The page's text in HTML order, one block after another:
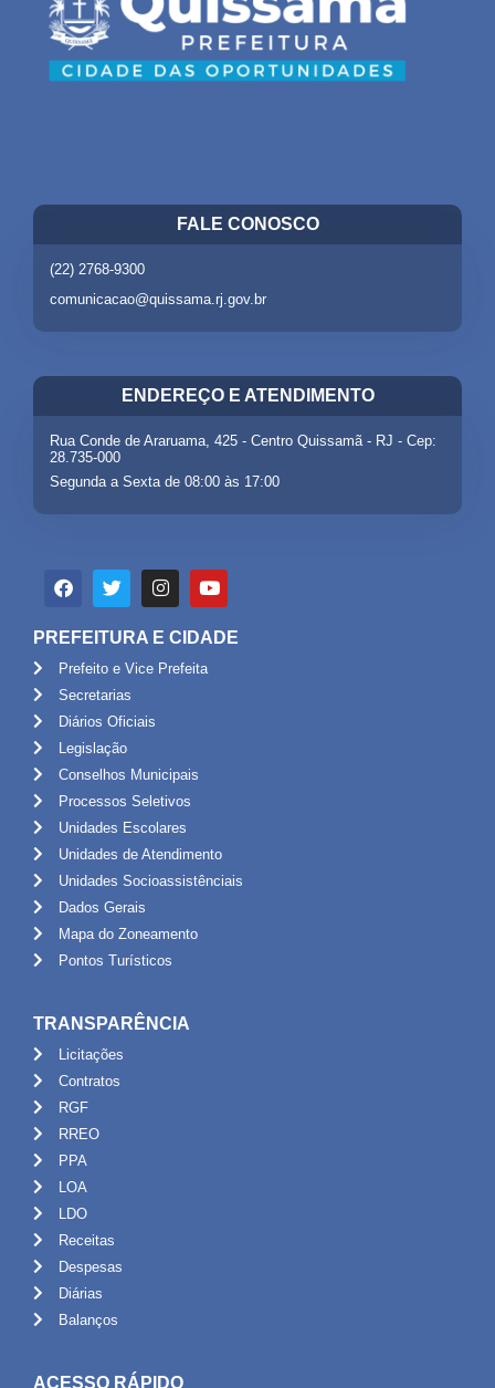
FALE CONOSCO
(22) 2768-9300
comunicacao@quissama.rj.gov.br
ENDEREÇO E ATENDIMENTO
Rua Conde de Araruama, 425 - Centro Quissamã - RJ - Cep:
28.735-000
Segunda a Sexta de 08:00 às 17:00
PREFEITURA E CIDADE
Prefeito e Vice Prefeita
Secretarias
Diários Oficiais
Legislação
Conselhos Municipais
Processos Seletivos
Unidades Escolares
Unidades de Atendimento
Unidades Socioassistênciais
Dados Gerais
Mapa do Zoneamento
Pontos Turísticos
TRANSPARÊNCIA
Licitações
Contratos
RGF
RREO
PPA
LOA
LDO
Receitas
Despesas
Diárias
Balanços
ACESSO RÁPIDO